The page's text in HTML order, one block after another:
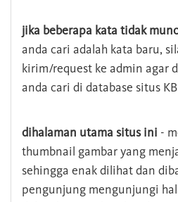
jika beberapa kata tidak
anda cari adalah kata baru,
kirim/request ke admin agar
anda cari di database situs
dihalaman utama situs ini -
thumbnail gambar yang
sehingga enak dilihat dan
pengunjung mengunjungi